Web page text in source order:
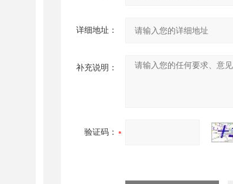
详细地址：
补充说明：
验证码：